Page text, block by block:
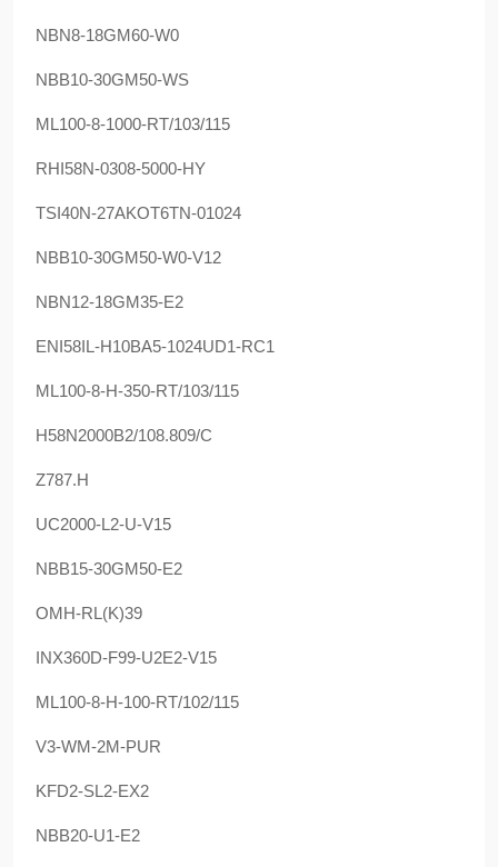
NBN8-18GM60-W0
NBB10-30GM50-WS
ML100-8-1000-RT/103/115
RHI58N-0308-5000-HY
TSI40N-27AKOT6TN-01024
NBB10-30GM50-W0-V12
NBN12-18GM35-E2
ENI58IL-H10BA5-1024UD1-RC1
ML100-8-H-350-RT/103/115
H58N2000B2/108.809/C
Z787.H
UC2000-L2-U-V15
NBB15-30GM50-E2
OMH-RL(K)39
INX360D-F99-U2E2-V15
ML100-8-H-100-RT/102/115
V3-WM-2M-PUR
KFD2-SL2-EX2
NBB20-U1-E2